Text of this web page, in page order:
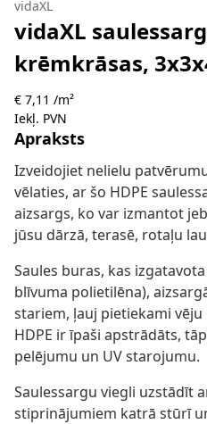
vidaXL
vidaXL
krēmkrāsas,
€ 7,11 /m²
Iekļ. PVN
Apraksts
Izveidojiet nelielu
vēlaties, ar šo HDPE
aizsargs, ko var izmantot
jūsu dārzā, terasē, rotaļu
Saules buras, kas
blīvuma polietilēna),
stariem, ļauj pietiekami
HDPE ir īpaši apstrādāts,
pelējumu un UV starojumu.
Saulessargu viegli uzstādīt
stiprinājumiem katrā stūrī